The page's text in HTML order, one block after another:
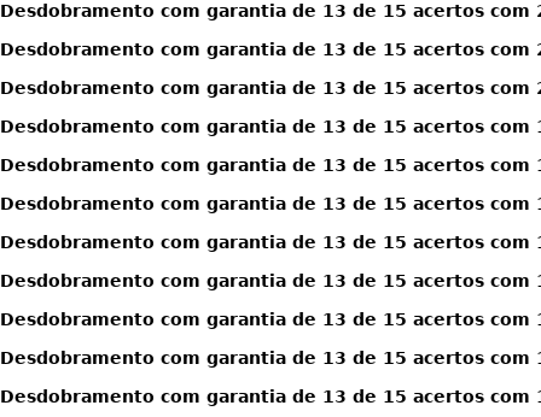
Desdobramento com garantia de 13 de 15 acertos com
Desdobramento com garantia de 13 de 15 acertos com
Desdobramento com garantia de 13 de 15 acertos com
Desdobramento com garantia de 13 de 15 acertos com
Desdobramento com garantia de 13 de 15 acertos com
Desdobramento com garantia de 13 de 15 acertos com
Desdobramento com garantia de 13 de 15 acertos com
Desdobramento com garantia de 13 de 15 acertos com
Desdobramento com garantia de 13 de 15 acertos com
Desdobramento com garantia de 13 de 15 acertos com
Desdobramento com garantia de 13 de 15 acertos com